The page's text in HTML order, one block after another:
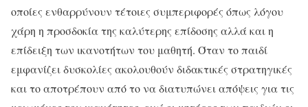
οποίες ενθαρρύνουν τέτοιες συμπεριφορές όπως λόγου
χάρη η προσδοκία της καλύτερης επίδοσης αλλά και η
επίδειξη των ικανοτήτων του μαθητή. Όταν το παιδί
εμφανίζει δυσκολίες ακολουθούν διδακτικές στρατηγικές
και το αποτρέπουν από το να διατυπώνει απόψεις για τις